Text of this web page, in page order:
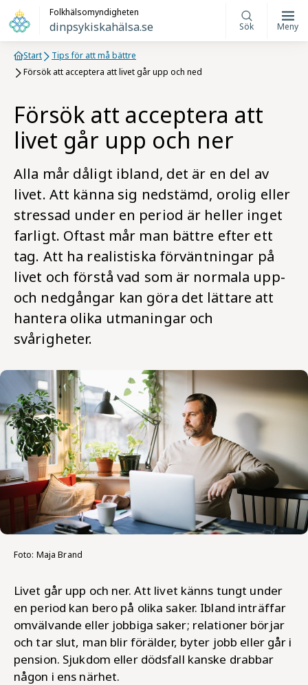
Folkhälsomyndigheten
dinpsykiskahälsa.se Sök Meny
Start
Tips för att må bättre
Försök att acceptera att livet går upp och ned
Försök att acceptera att
livet går upp och ner
Alla mår dåligt ibland, det är en del av
livet. Att känna sig nedstämd, orolig eller
stressad under en period är heller inget
farligt. Oftast mår man bättre efter ett
tag. Att ha realistiska förväntningar på
livet och förstå vad som är normala upp-
och nedgångar kan göra det lättare att
hantera olika utmaningar och
svårigheter.
Foto: Maja Brand
Livet går upp och ner. Att livet känns tungt under
en period kan bero på olika saker. Ibland inträffar
omvälvande eller jobbiga saker; relationer börjar
och tar slut, man blir förälder, byter jobb eller går i
pension. Sjukdom eller dödsfall kanske drabbar
någon i ens närhet.